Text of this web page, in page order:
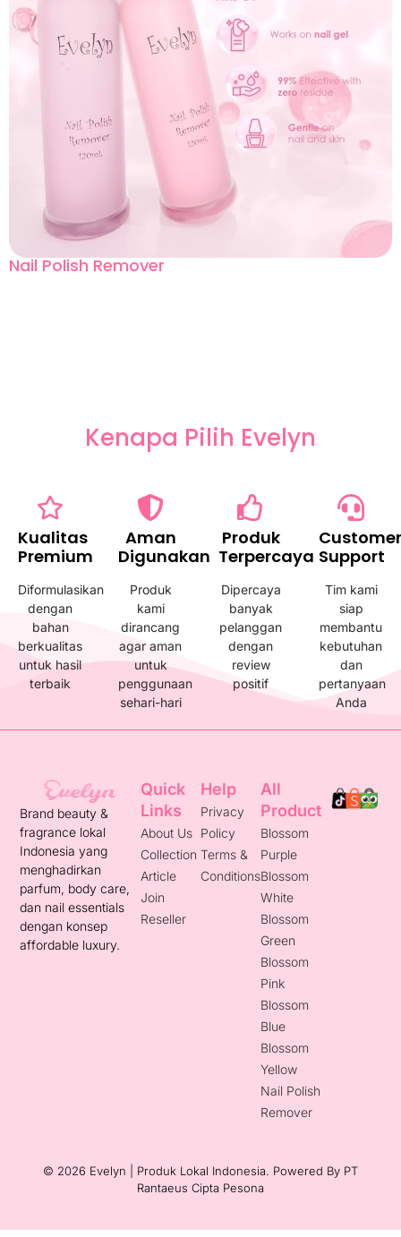
Nail Polish Remover
Kenapa Pilih Evelyn
Kualitas
Premium
Diformulasikan
dengan
bahan
berkualitas
untuk hasil
terbaik
Aman
Digunakan
Produk
kami
dirancang
agar aman
untuk
penggunaan
sehari-hari
Produk
Terpercaya
Dipercaya
banyak
pelanggan
dengan
review
positif
Customer
Support
Tim kami
siap
membantu
kebutuhan
dan
pertanyaan
Anda
Brand beauty &
fragrance lokal
Indonesia yang
menghadirkan
parfum, body care,
dan nail essentials
dengan konsep
affordable luxury.
Quick
Links
About Us
Collection
Article
Join
Reseller
Help
Privacy
Policy
Terms &
Conditions
All
Product
Blossom
Purple
Blossom
White
Blossom
Green
Blossom
Pink
Blossom
Blue
Blossom
Yellow
Nail Polish
Remover
© 2026 Evelyn | Produk Lokal Indonesia. Powered By PT
Rantaeus Cipta Pesona